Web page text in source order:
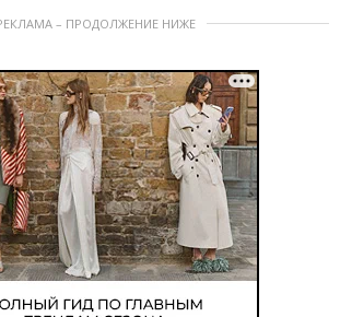
– ПРОДОЛЖЕНИЕ НИЖЕ